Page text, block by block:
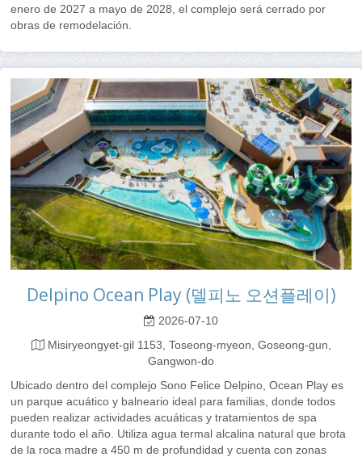
enero de 2027 a mayo de 2028, el complejo será cerrado por
obras de remodelación.
Delpino Ocean Play (델피노 오션플레이)
2026-07-10
Misiryeongyet-gil 1153, Toseong-myeon, Goseong-gun,
Gangwon-do
Ubicado dentro del complejo Sono Felice Delpino, Ocean Play es
un parque acuático y balneario ideal para familias, donde todos
pueden realizar actividades acuáticas y tratamientos de spa
durante todo el año. Utiliza agua termal alcalina natural que brota
de la roca madre a 450 m de profundidad y cuenta con zonas